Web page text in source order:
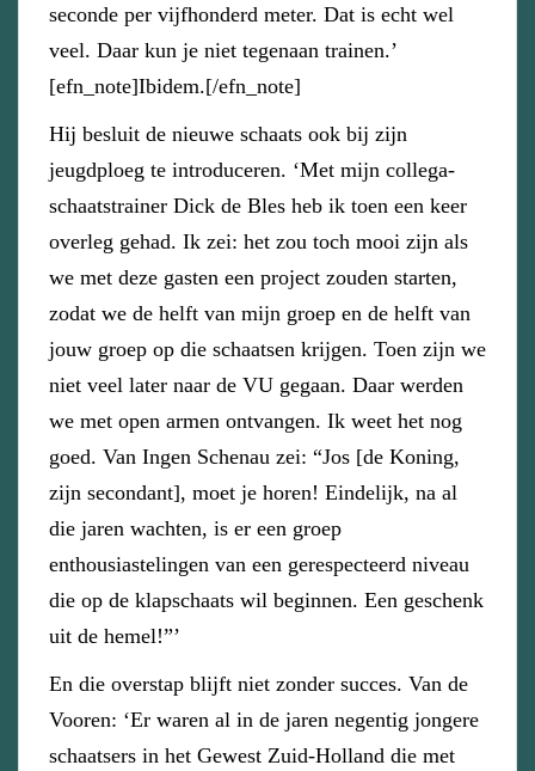
seconde per vijfhonderd meter. Dat is echt wel
veel. Daar kun je niet tegenaan trainen.’
[efn_note]Ibidem.[/efn_note]
Hij besluit de nieuwe schaats ook bij zijn
jeugdploeg te introduceren. ‘Met mijn collega-
schaatstrainer Dick de Bles heb ik toen een keer
overleg gehad. Ik zei: het zou toch mooi zijn als
we met deze gasten een project zouden starten,
zodat we de helft van mijn groep en de helft van
jouw groep op die schaatsen krijgen. Toen zijn we
niet veel later naar de VU gegaan. Daar werden
we met open armen ontvangen. Ik weet het nog
goed. Van Ingen Schenau zei: “Jos [de Koning,
zijn secondant], moet je horen! Eindelijk, na al
die jaren wachten, is er een groep
enthousiastelingen van een gerespecteerd niveau
die op de klapschaats wil beginnen. Een geschenk
uit de hemel!”’
En die overstap blijft niet zonder succes. Van de
Vooren: ‘Er waren al in de jaren negentig jongere
schaatsers in het Gewest Zuid-Holland die met